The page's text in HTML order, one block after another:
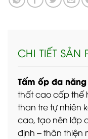
CHI TIẾT SẢN
Tấm ốp đa
thất cao cấp thế
than tre tự nhiên
cao, tạo nên lớp
định – thân thiện